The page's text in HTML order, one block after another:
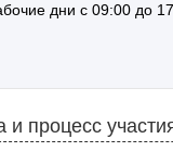
дни с 09:00 до
и процесс